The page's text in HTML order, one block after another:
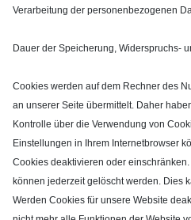
Verarbeitung der personenbezogenen
Dauer der Speicherung, Widerspruchs-
Cookies werden auf dem Rechner des
an unserer Seite übermittelt. Daher
Kontrolle über die Verwendung von
Einstellungen in Ihrem Internetbrowser
Cookies deaktivieren oder
können jederzeit gelöscht werden. Dies
Werden Cookies für unsere Website